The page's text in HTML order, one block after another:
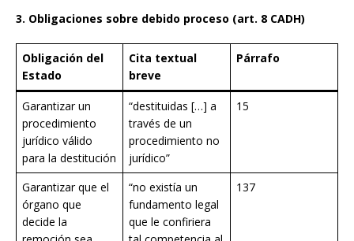
3. Obligaciones sobre debido proceso (art. 8 CADH)
Obligación del
Estado
Cita textual
breve
Párrafo
Garantizar un
procedimiento
jurídico válido
para la destitución
“destituidas […] a
través de un
procedimiento no
jurídico”
15
Garantizar que el
órgano que
decide la
“no existía un
fundamento legal
que le confiriera
137